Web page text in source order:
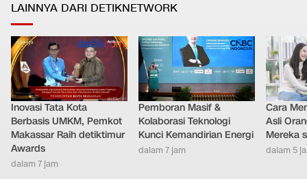
LAINNYA DARI DETIKNETWORK
Inovasi Tata Kota
Berbasis UMKM, Pemkot
Makassar Raih detiktimur
Awards
dalam 7 jam
Pemboran Masif &
Kolaborasi Teknologi
Kunci Kemandirian Energi
dalam 7 jam
Cara
Asli
Mereka
dalam 5